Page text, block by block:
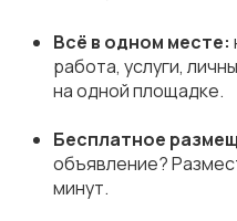
Всё в одном месте:
работа, услуги,
на одной площадке.
Бесплатное
объявление?
минут.